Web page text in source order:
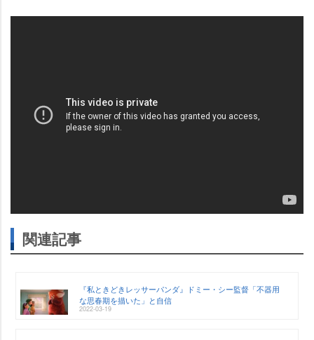
関連記事
『私ときどきレッサーパンダ』ドミー・シー監督「不器用
な思春期を描いた」と自信
2022-03-19